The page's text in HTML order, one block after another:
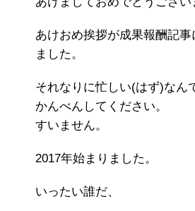
あけおめ挨拶が成果報酬記
ました。
それなりに忙しい(はず)なん
かんべんしてください。
すいません。
2017年始まりました。
いったい誰だ、